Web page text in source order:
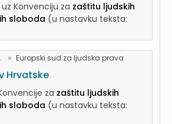
Konvenciju za zaštitu ljudskih
sloboda (u nastavku teksta:
Europski sud za ljudska prava
Hrvatske
za zaštitu ljudskih
sloboda (u nastavku teksta: